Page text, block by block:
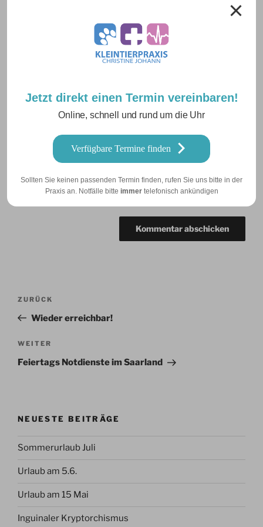
Jetzt direkt einen Termin vereinbaren!
Online, schnell und rund um die Uhr
Verfügbare Termine finden
Sollten Sie keinen passenden Termin finden, rufen Sie uns bitte in der
Praxis an. Notfälle bitte immertelefonisch ankündigen
E-Mail-Adresse*
Beitragsnavigation
Vorheriger
Beitrag
ZURÜCK
Wieder erreichbar!
Nächster
Beitrag
WEITER
Feiertags Notdienste im Saarland
NEUESTE BEITRÄGE
Sommerurlaub Juli
Urlaub am 5.6.
Urlaub am 15 Mai
Inguinaler Kryptorchismus